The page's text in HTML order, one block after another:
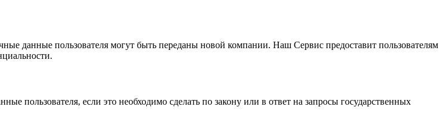
данные пользователя могут быть переданы новой компании. Наш Сервис предоставит пользователям
пользователя, если это необходимо сделать по закону или в ответ на запросы государственных